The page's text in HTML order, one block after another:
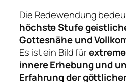
Die Redewendung
höchste Stufe
Gottesnähe und
Es ist ein Bild für
innere Erhebung und
Erfahrung der